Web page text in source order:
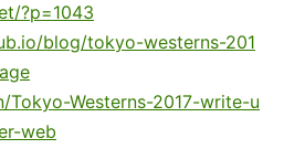
?p=1043
blog/tokyo-westerns-201
Tokyo-Westerns-2017-write-u
web